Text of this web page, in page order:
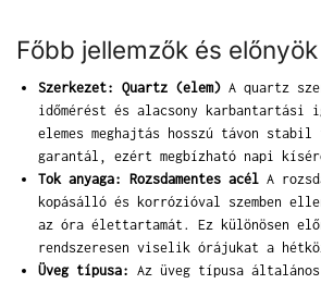
Főbb jellemzők és előnyök
Szerkezet: Quartz (elem) A quartz
időmérést és alacsony karbantartási
elemes meghajtás hosszú távon
garantál, ezért megbízható napi
Tok anyaga: Rozsdamentes acél A
kopásálló és korrózióval szemben
az óra élettartamát. Ez különösen
rendszeresen viselik órájukat a
Üveg típusa: Az üveg típusa